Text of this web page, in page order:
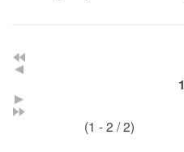
1
(1 - 2 / 2)